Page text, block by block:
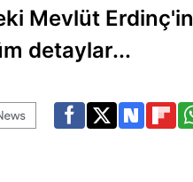
Mevlüt Erdinç'in
detaylar...